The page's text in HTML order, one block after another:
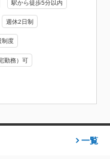
駅から徒歩5分以内
週休2日制
制度
勤務）可
一覧